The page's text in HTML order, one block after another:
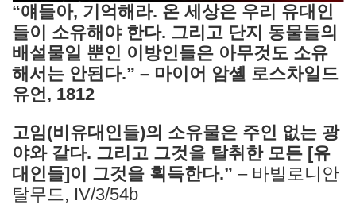
“얘들아, 기억해라. 온 세상은 우리 유대인
들이 소유해야 한다. 그리고 단지 동물들의
배설물일 뿐인 이방인들은 아무것도 소유
해서는 안된다.” – 마이어 암셸 로스차일드
유언, 1812
고임(비유대인들)의 소유물은 주인 없는 광
야와 같다. 그리고 그것을 탈취한 모든 [유
대인들]이 그것을 획득한다.” – 바빌로니안
탈무드, IV/3/54b